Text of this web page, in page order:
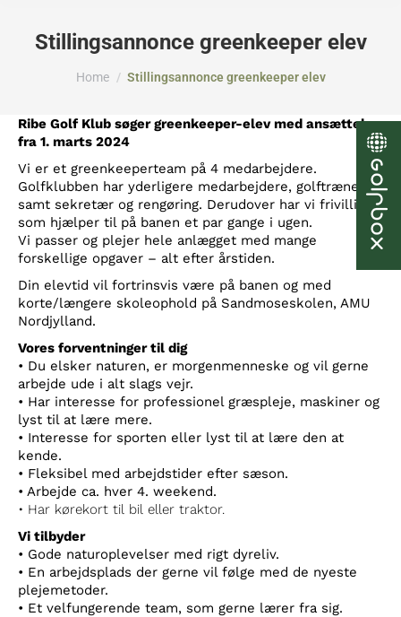
Stillingsannonce greenkeeper elev
Home Stillingsannonce greenkeeper elev
Ribe Golf Klub søger greenkeeper-elev med ansættelse
fra 1. marts 2024
Vi er et greenkeeperteam på 4 medarbejdere.
Golfklubben har yderligere medarbejdere, golftræner
samt sekretær og rengøring. Derudover har vi frivillige,
som hjælper til på banen et par gange i ugen.
Vi passer og plejer hele anlægget med mange
forskellige opgaver – alt efter årstiden.
Din elevtid vil fortrinsvis være på banen og med
korte/længere skoleophold på Sandmoseskolen, AMU
Nordjylland.
Vores forventninger til dig
• Du elsker naturen, er morgenmenneske og vil gerne
arbejde ude i alt slags vejr.
• Har interesse for professionel græspleje, maskiner og
lyst til at lære mere.
• Interesse for sporten eller lyst til at lære den at
kende.
• Fleksibel med arbejdstider efter sæson.
• Arbejde ca. hver 4. weekend.
• Har kørekort til bil eller traktor.
Vi tilbyder
• Gode naturoplevelser med rigt dyreliv.
• En arbejdsplads der gerne vil følge med de nyeste
plejemetoder.
• Et velfungerende team, som gerne lærer fra sig.